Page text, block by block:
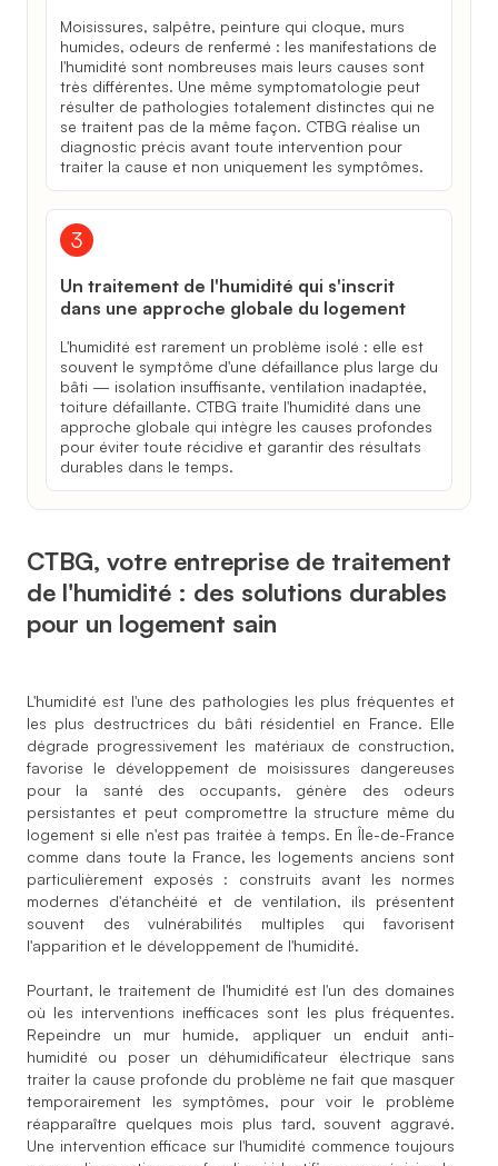
Moisissures, salpêtre, peinture qui cloque, murs
humides, odeurs de renfermé : les manifestations de
l'humidité sont nombreuses mais leurs causes sont
très différentes. Une même symptomatologie peut
résulter de pathologies totalement distinctes qui ne
se traitent pas de la même façon. CTBG réalise un
diagnostic précis avant toute intervention pour
traiter la cause et non uniquement les symptômes.
Un traitement de l'humidité qui s'inscrit
dans une approche globale du logement
L'humidité est rarement un problème isolé : elle est
souvent le symptôme d'une défaillance plus large du
bâti — isolation insuffisante, ventilation inadaptée,
toiture défaillante. CTBG traite l'humidité dans une
approche globale qui intègre les causes profondes
pour éviter toute récidive et garantir des résultats
durables dans le temps.
CTBG, votre entreprise de traitement
de l'humidité : des solutions durables
pour un logement sain
L'humidité est l'une des pathologies les plus fréquentes et
les plus destructrices du bâti résidentiel en France. Elle
dégrade progressivement les matériaux de construction,
favorise le développement de moisissures dangereuses
pour la santé des occupants, génère des odeurs
persistantes et peut compromettre la structure même du
logement si elle n'est pas traitée à temps. En Île-de-France
comme dans toute la France, les logements anciens sont
particulièrement exposés : construits avant les normes
modernes d'étanchéité et de ventilation, ils présentent
souvent des vulnérabilités multiples qui favorisent
l'apparition et le développement de l'humidité.
Pourtant, le traitement de l'humidité est l'un des domaines
où les interventions inefficaces sont les plus fréquentes.
Repeindre un mur humide, appliquer un enduit anti-
humidité ou poser un déhumidificateur électrique sans
traiter la cause profonde du problème ne fait que masquer
temporairement les symptômes, pour voir le problème
réapparaître quelques mois plus tard, souvent aggravé.
Une intervention efficace sur l'humidité commence toujours